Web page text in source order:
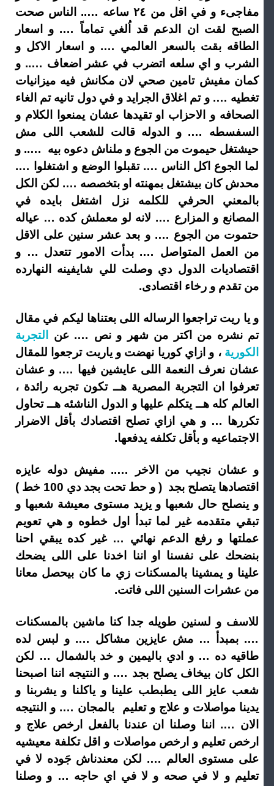
مفاجىء و في اقل من ٢٤ ساعه ….. الناس صحت
الصبح لقت ان الدعم قد اُلغي تماماً …. و اسعار
الطاقه بقت بالسعر العالمي …. و اسعار الاكل و
الشرب و اي سلعه اتضرب في عشر اضعاف ….. و
كمان مفيش تامين صحي لان مكانش فيه ميزانيات
تغطيه …. و تم اغلاق الجرايد و في دول تانيه تم الغاء
الصحافه و الاحزاب او تقيدها عشان يمنعوا الكلام و
السفسطه …. و الدوله قالت للشعب اللى مش
حيشتغل حيموت من الجوع و ملناش دعوه بيه ….. و
لما الجوع اكل الناس …. تقبلوا الوضع و اشتغلوا ….
محدش كان بيشتغل بمهنته او بتخصصه …. لكن الكل
بالمعني الحرفي للكلمه نزل اشتغل بايده في
المصانع و المزارع …. لانه لو معملش كده … عياله
حتموت من الجوع …. و بعد عشر سنين على الاقل
من العمل المتواصل …. بدأت الامور تتعدل … و
اقتصاديات الدول دي وصلت للي شايفينه النهارده
من تقدم و رخاء اقتصادى.
و يا ريت تراجعوا الرساله اللى بعتناها ليكم في مقال
تم نشره من اكتر من شهر و نص …. عنالتجربة
الكورية ، و ازاي كوريا نهضت و ياريت ترجعوا للمقال
عشان نعرف النعمة اللى عايشين فيها …. و عشان
تعرفوا ان التجربة المصرية هــ تكون تجربه رائدة ،
العالم كله هــ يتكلم عليها و الدول الناشئه هــ تحاول
تكررها … و هي ازاي تصلح اقتصادك بأقل الاضرار
الاجتماعيه و بأقل تكلفه يدفعها.
و عشان نجيب من الاخر ….. مفيش دوله عايزه
اقتصادها يتصلح بجد ( و حط تحت بجد دي 100 خط )
و ينصلح حال شعبها و يزيد مستوى معيشة شعبها و
تبقي متقدمه غير لما تبدأ اول خطوه و هي تعويم
عملتها و رفع الدعم نهائي … غير كده يبقي احنا
بنضحك على نفسنا او اننا اخدنا على اللى يضحك
علينا و يمشينا بالمسكنات زي ما كان بيحصل معانا
من عشرات السنين اللى فاتت.
للاسف و لسنين طويله جدا كنا ماشين بالمسكنات
…. بمبدأ … مش عايزين مشاكل …. و لبس لده
طاقيه ده … و ادي باليمين و خد بالشمال … لكن
الكل كان بيخاف يصلح بجد …. و النتيجه اننا اصبحنا
شعب عايز اللى يطبطب علينا و ياكلنا و يشربنا و
يدينا مواصلات و علاج و تعليم بالمجان …. و النتيجه
الان …. اننا وصلنا ان عندنا بالفعل ارخص علاج و
ارخص تعليم و ارخص مواصلات و اقل تكلفة معيشيه
على مستوى العالم …. لكن معندناش جَوده لا في
تعليم و لا في صحه و لا في اي حاجه … و وصلنا